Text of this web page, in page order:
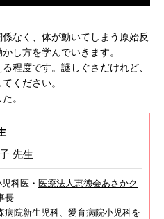
なく、体が動いてしまう原始反
し方を学んでいきます。
程度です。謎しぐさだけれど、
ください。
。
先生
科医・ 医療法人恵徳会あさかク
長
病院新生児科、愛育病院小児科を